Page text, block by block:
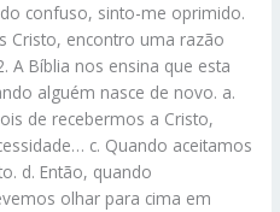
confuso, sinto-me oprimido.
Cristo, encontro uma razão
A Bíblia nos ensina que esta
alguém nasce de novo. a.
de recebermos a Cristo,
c. Quando aceitamos
d. Então, quando
olhar para cima em